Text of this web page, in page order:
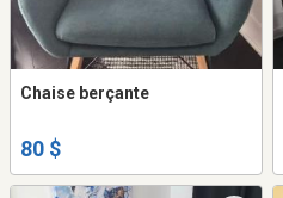
Chaise berçante
80 $